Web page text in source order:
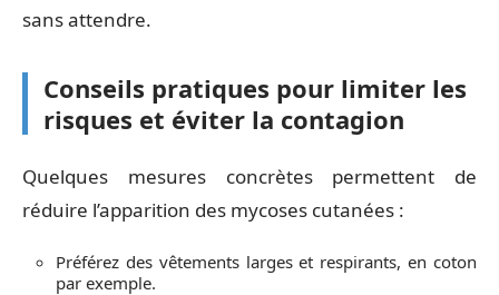
sans attendre.
Conseils pratiques pour limiter les
risques et éviter la contagion
Quelques mesures concrètes permettent de
réduire l’apparition des mycoses cutanées :
Préférez des vêtements larges et respirants, en coton
par exemple.